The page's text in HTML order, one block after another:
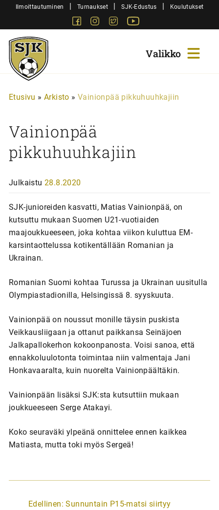
SiirryIlmoittautuminen | Turnaukset | SJK-Edustus | Koulutukset
FacebookInstagram
Twitter
Sjk-
Juniorit
Etusivu » Arkisto » Vainionpää pikkuhuuhkajiin
Vainionpää
pikkuhuuhkajiin
Julkaistu 28.8.2020
SJK-junioreiden kasvatti, Matias Vainionpää, on
kutsuttu mukaan Suomen U21-vuotiaiden
maajoukkueeseen, joka kohtaa viikon kuluttua EM-
karsintaottelussa kotikentällään Romanian ja
Ukrainan.
Romanian Suomi kohtaa Turussa ja Ukrainan uusitulla
Olympiastadionilla, Helsingissä 8. syyskuuta.
Vainionpää on noussut monille täysin puskista
Veikkausliigaan ja ottanut paikkansa Seinäjoen
Jalkapallokerhon kokoonpanosta. Voisi sanoa, että
ennakkoluulotonta toimintaa niin valmentaja Jani
Honkavaaralta, kuin nuorelta Vainionpäältäkin.
Vainionpään lisäksi SJK:sta kutsuttiin mukaan
joukkueeseen Serge Atakayi.
Koko seuraväki ylpeänä onnittelee ennen kaikkea
Matiasta, mutta toki myös Sergeä!
A
Edellinen: Sunnuntain P15-matsi siirtyy